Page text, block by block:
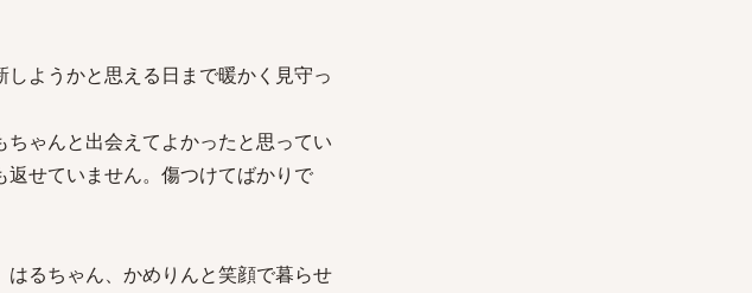
ようかと思える日まで暖かく見守っ
ゃんと出会えてよかったと思ってい
せていません。傷つけてばかりで
るちゃん、かめりんと笑顔で暮らせ